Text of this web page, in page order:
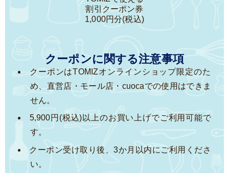
割引クーポン券
1,000円分(税込)
クーポンに関する注意事項
クーポンはTOMIZオンラインショップ限定のた
め、直営店・モール店・cuocaでの使用はできま
せん。
5,900円(税込)以上のお買い上げでご利用可能で
す。
クーポン受け取り後、3か月以内にご利用くださ
い。